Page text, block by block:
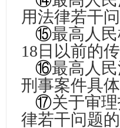
用法律若干
⑮最高人
18日以前的
⑯最高人
刑事案件具
⑰关于审
律若干问题